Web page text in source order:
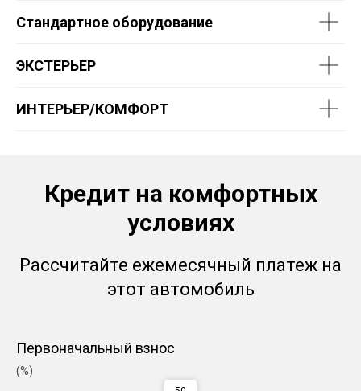
Стандартное оборудование
ЭКСТЕРЬЕР
ИНТЕРЬЕР/КОМФОРТ
Кредит на комфортных
условиях
Рассчитайте ежемесячный платеж на
этот автомобиль
Первоначальный взнос
(%)